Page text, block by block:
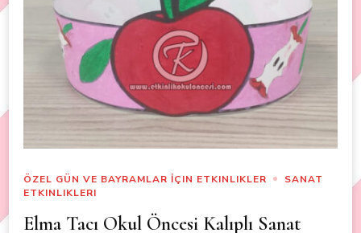
ÖZEL GÜN VE BAYRAMLAR İÇIN ETKINLIKLER
SANAT
ETKINLIKLERI
Elma Tacı Okul Öncesi Kalıplı Sanat